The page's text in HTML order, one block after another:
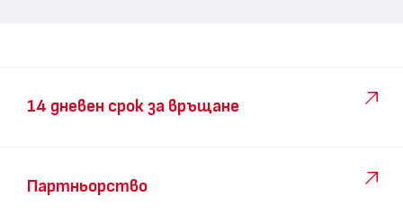
14 дневен срок за връщане
Партньорство